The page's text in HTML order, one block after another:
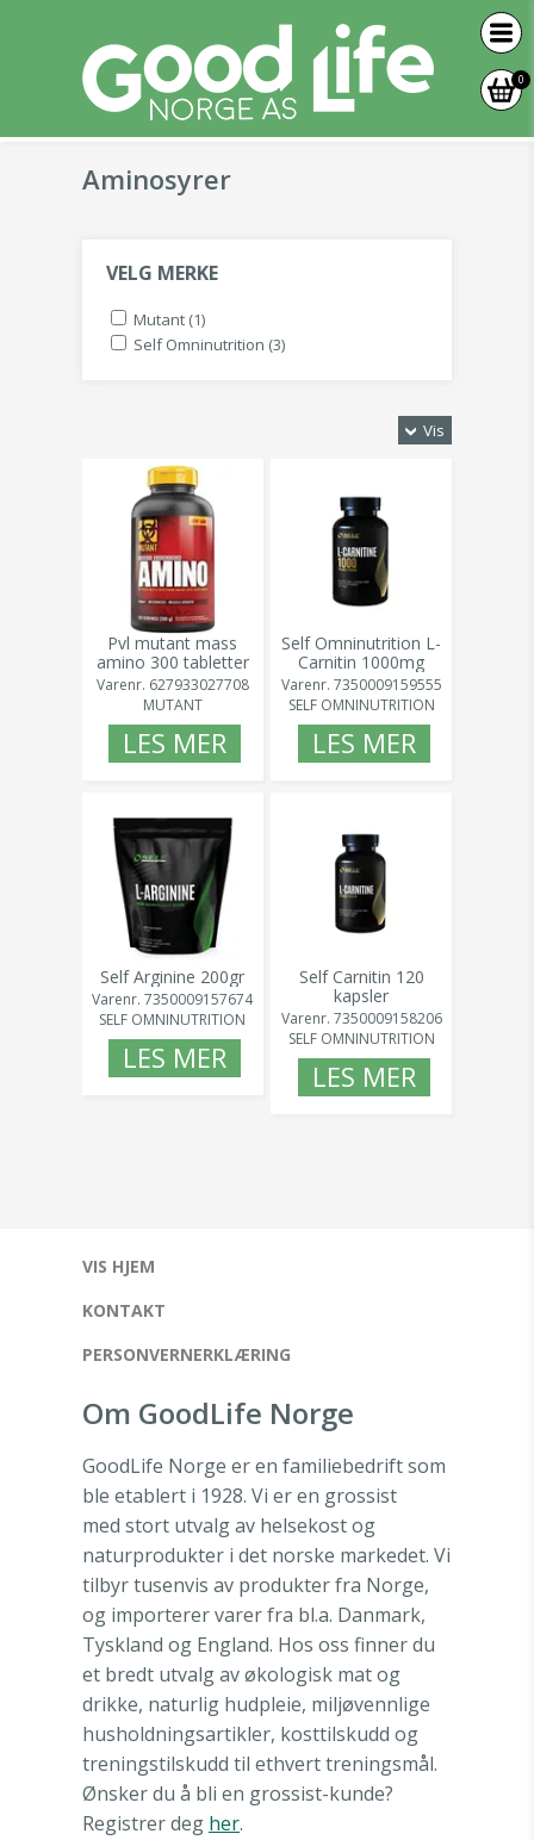
0
Aminosyrer
VELG MERKE
Mutant (1)
Self Omninutrition (3)
Vis
Pvl mutant mass
amino 300 tabletter
Varenr. 627933027708
MUTANT
LES MER
Self Omninutrition L-
Carnitin 1000mg
100tab
Varenr. 7350009159555
SELF OMNINUTRITION
LES MER
Self Arginine 200gr
Varenr. 7350009157674
SELF OMNINUTRITION
LES MER
Self Carnitin 120
kapsler
Varenr. 7350009158206
SELF OMNINUTRITION
LES MER
VIS HJEM
KONTAKT
PERSONVERNERKLÆRING
Om GoodLife Norge
GoodLife Norge er en familiebedrift som
ble etablert i 1928. Vi er en grossist
med stort utvalg av helsekost og
naturprodukter i det norske markedet. Vi
tilbyr tusenvis av produkter fra Norge,
og importerer varer fra bl.a. Danmark,
Tyskland og England. Hos oss finner du
et bredt utvalg av økologisk mat og
drikke, naturlig hudpleie, miljøvennlige
husholdningsartikler, kosttilskudd og
treningstilskudd til ethvert treningsmål.
Ønsker du å bli en grossist-kunde?
Registrer deg her.